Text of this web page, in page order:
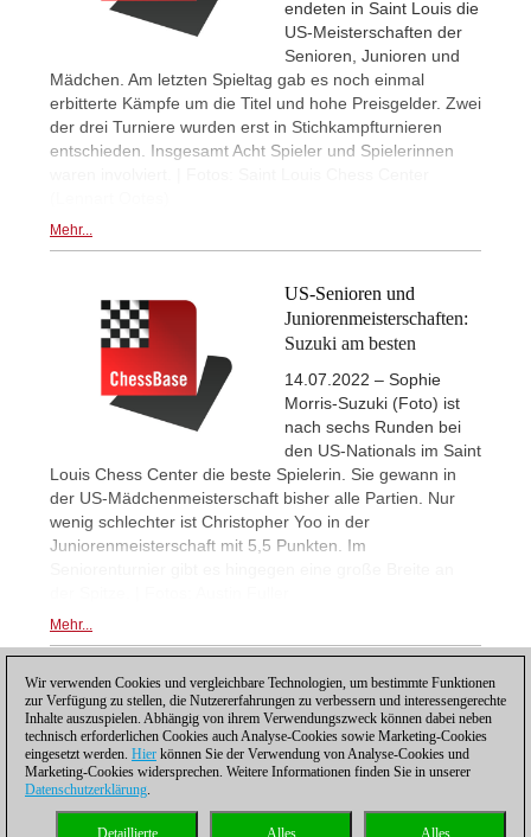
endeten in Saint Louis die
US-Meisterschaften der
Senioren, Junioren und
Mädchen. Am letzten Spieltag gab es noch einmal
erbitterte Kämpfe um die Titel und hohe Preisgelder. Zwei
der drei Turniere wurden erst in Stichkampfturnieren
entschieden. Insgesamt Acht Spieler und Spielerinnen
Mehr...
US-Senioren und
Juniorenmeisterschaften:
Suzuki am besten
14.07.2022 – Sophie
Morris-Suzuki (Foto) ist
nach sechs Runden bei
den US-Nationals im Saint
Louis Chess Center die beste Spielerin. Sie gewann in
der US-Mädchenmeisterschaft bisher alle Partien. Nur
wenig schlechter ist Christopher Yoo in der
Juniorenmeisterschaft mit 5,5 Punkten. Im
Mehr...
1
Datenschutzhinweis| Kontakt| |Lizenzen
Wir verwenden Cookies und vergleichbare Technologien, um bestimmte Funktionen
zur Verfügung zu stellen, die Nutzererfahrungen zu verbessern und interessengerechte
Inhalte auszuspielen. Abhängig von ihrem Verwendungszweck können dabei neben
technisch erforderlichen Cookies auch Analyse-Cookies sowie Marketing-Cookies
eingesetzt werden. Hier können Sie der Verwendung von Analyse-Cookies und
Marketing-Cookies widersprechen. Weitere Informationen finden Sie in unserer
Datenschutzerklärung.
Alles
Alles
Detaillierte